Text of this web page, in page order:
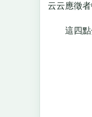
云云應徵
這四點分